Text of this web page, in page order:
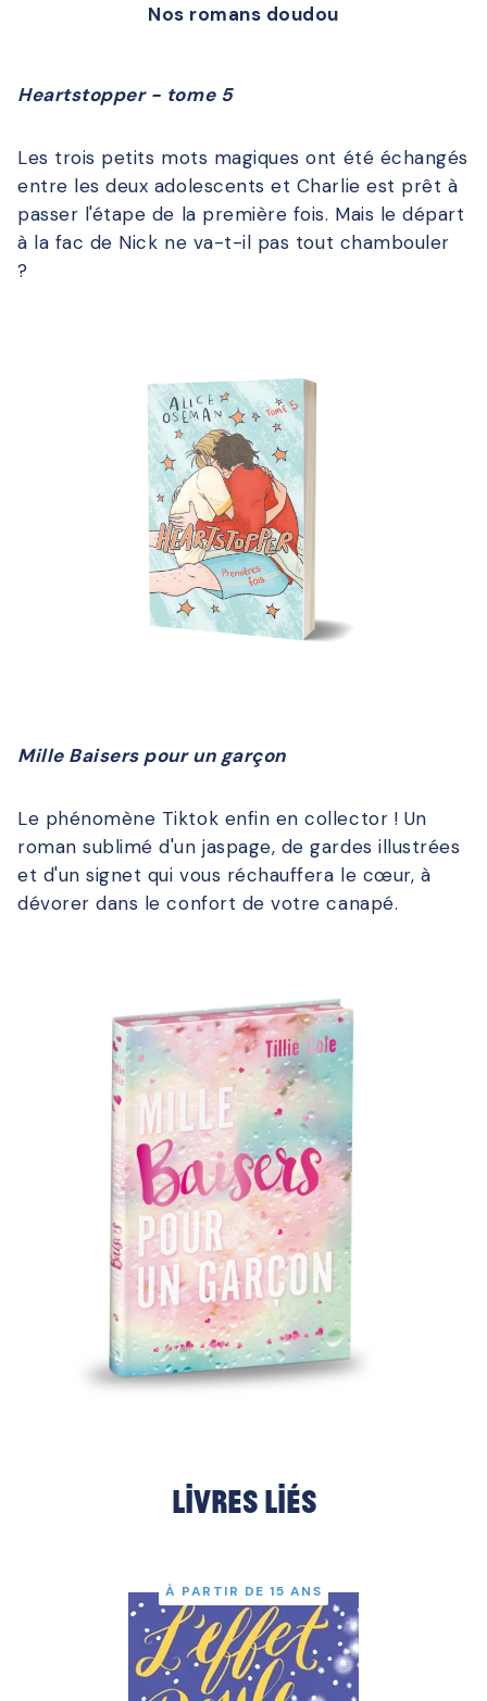
Nos romans doudou
Heartstopper - tome 5
Les trois petits mots magiques ont été échangés
entre les deux adolescents et Charlie est prêt à
passer l'étape de la première fois. Mais le départ
à la fac de Nick ne va-t-il pas tout chambouler
?
Mille Baisers pour un garçon
Le phénomène Tiktok enfin en collector ! Un
roman sublimé d'un jaspage, de gardes illustrées
et d'un signet qui vous réchauffera le cœur, à
dévorer dans le confort de votre canapé.
Livres liés
À PARTIR DE 15 ANS